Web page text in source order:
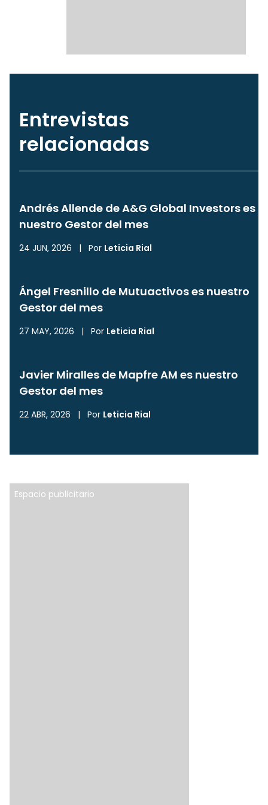
Entrevistas
relacionadas
Andrés Allende de A&G Global Investors es
nuestro Gestor del mes
24 JUN, 2026 | Por Leticia Rial
Ángel Fresnillo de Mutuactivos es nuestro
Gestor del mes
27 MAY, 2026 | Por Leticia Rial
Javier Miralles de Mapfre AM es nuestro
Gestor del mes
22 ABR, 2026 | Por Leticia Rial
Espacio publicitario